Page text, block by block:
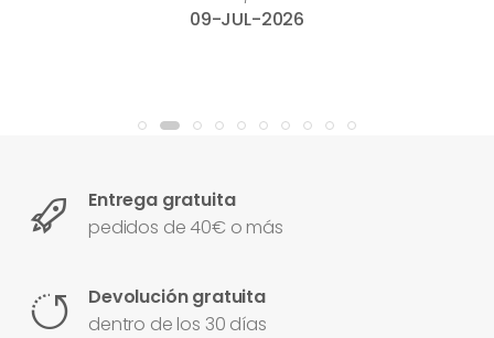
09-JUL-2026
Entrega gratuita
pedidos de 40€ o más
Devolución gratuita
dentro de los 30 días